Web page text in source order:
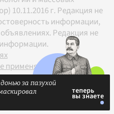
10.11.2016 г. Редакция не
информации,
Редакция не
применяются
в соответствии с
за пазухой